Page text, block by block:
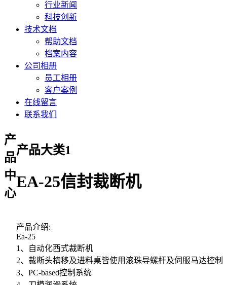
行业新闻
科技创新
技术文档
帮助文档
档案内容
公司相册
员工相册
客户案例
在线留言
联系我们
产品大类1
EA-25信封裁断机
产品介绍:
Ea-25
1、自动化西式裁断机
2、裁断头横移及进料桌皆使用滚珠导螺杆及伺服马达控制
3、PC-based控制系统
产
品
中
心